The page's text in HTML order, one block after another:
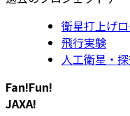
衛星打上げ
飛行実験
人工衛星・
Fan!Fun!
JAXA!